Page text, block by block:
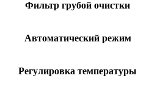
Фильтр грубой очистки
Автоматический режим
Регулировка температуры